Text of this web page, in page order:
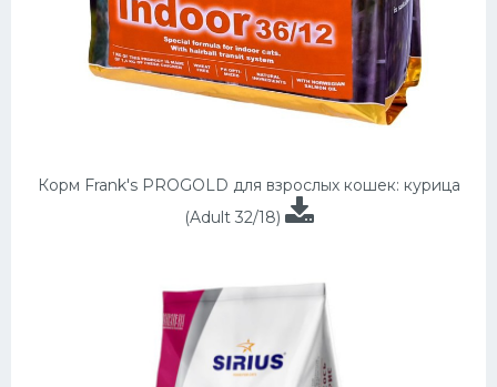
Корм Frank's PROGOLD для взрослых кошек: курица
(Adult 32/18)